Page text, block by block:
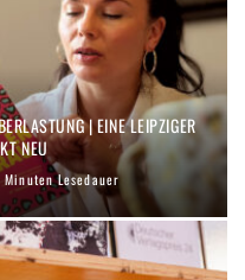
| EINE LEIPZIGER
NEU
Lesedauer